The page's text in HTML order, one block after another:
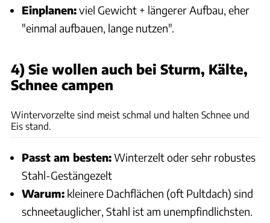
Einplanen:viel Gewicht + längerer Aufbau, eher
"einmal aufbauen, lange nutzen".
4) Sie wollen auch bei Sturm, Kälte,
Schnee campen
Wintervorzelte sind meist schmal und halten Schnee und
Eis stand.
Passt am besten:Winterzelt oder sehr robustes
Stahl-Gestängezelt
Warum: kleinere Dachflächen (oft Pultdach) sind
schneetauglicher, Stahl ist am unempfindlichsten.